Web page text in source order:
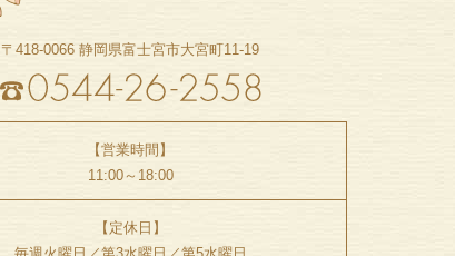
〒418-0066 静岡県富士宮市大宮町11-19
【営業時間】
11:00～18:00
【定休日】